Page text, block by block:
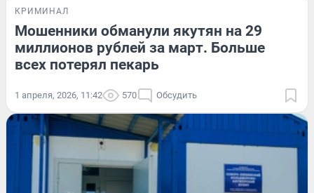
КРИМИНАЛ
Мошенники обманули якутян на 29
миллионов рублей за март. Больше
всех потерял пекарь
1 апреля, 2026, 11:42 570 Обсудить